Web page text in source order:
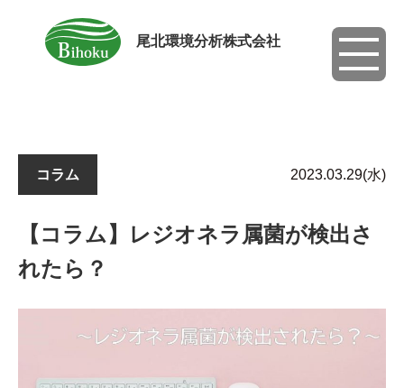
尾北環境分析株式会社
toggle
コラム 2023.03.29(水)
【コラム】レジオネラ属菌が検出さ
れたら？